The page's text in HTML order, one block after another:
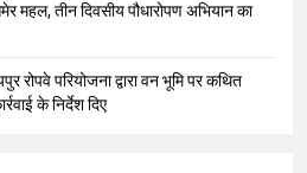
महल, तीन दिवसीय पौधारोपण अभियान का
रोपवे परियोजना द्वारा वन भूमि पर कथित
के निर्देश दिए